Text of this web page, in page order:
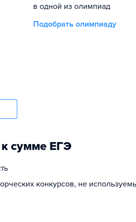
в одной из олимпиад
Подобрать олимпиаду
сумме ЕГЭ
конкурсов, не